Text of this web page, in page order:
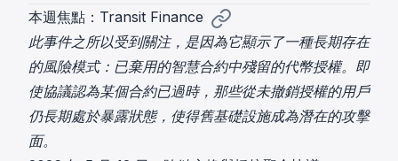
本週焦點：Transit Finance
此事件之所以受到關注，是因為它顯示了一種長期存在
的風險模式：已棄用的智慧合約中殘留的代幣授權。即
使協議認為某個合約已過時，那些從未撤銷授權的用戶
仍長期處於暴露狀態，使得舊基礎設施成為潛在的攻擊
面。